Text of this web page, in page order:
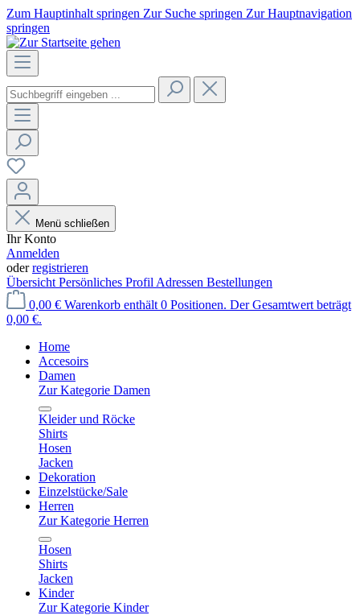
Zum Hauptinhalt springen Zur Suche springen Zur Hauptnavigation
springen
Menü schließen
Ihr Konto
Anmelden
oderregistrieren
Übersicht Persönliches Profil Adressen Bestellungen
0,00 € Warenkorb enthält 0 Positionen. Der Gesamtwert beträgt
0,00 €.
Home
Accesoirs
Damen
Zur Kategorie Damen
Kleider und Röcke
Shirts
Hosen
Jacken
Dekoration
Einzelstücke/Sale
Herren
Zur Kategorie Herren
Hosen
Shirts
Jacken
Kinder
Zur Kategorie Kinder